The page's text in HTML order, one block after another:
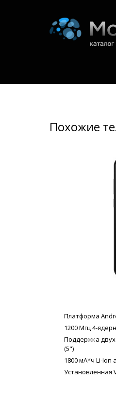
Похожие
Платформа
1200 Мгц 4-
Поддержка
(5")
1800 мА*ч Li-Ion
Установленная